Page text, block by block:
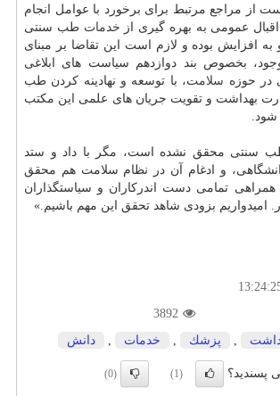
از مراجع مرتبط برای برخورد با عوامل انجام
اقبال عمومی به بهره گیری از خدمات طب سنتی
افزایش بوده و لازم است این تقاضا بر مبنای
بخصوص بند دوازدهم سیاست های ابلاغی
در حوزه سلامت، با توسعه و نهادینه كردن طب
بهداشت و تقویت جریان های علمی این مكتب
شود.
سنتی محقق نشده است، مگر با داد و ستد
و ادغام آن در نظام سلامت هم محقق
همراهی تمامی دست اندركاران و سیاستگذاران
بزودی شاهد تحقق این مهم باشیم.»
3892
پزشك خدمات دانش
پسندید؟ (1)
(0)